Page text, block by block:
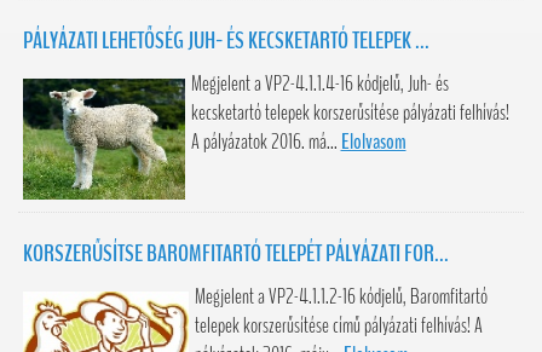
PÁLYÁZATI LEHETŐSÉG JUH- ÉS KECSKETARTÓ TELEPEK ...
Megjelent a VP2-4.1.1.4-16 kódjelű, Juh- és
kecsketartó telepek korszerűsítése pályázati felhívás!
A pályázatok 2016. má... Elolvasom
KORSZERŰSÍTSE BAROMFITARTÓ TELEPÉT PÁLYÁZATI FOR...
Megjelent a VP2-4.1.1.2-16 kódjelű, Baromfitartó
telepek korszerűsítése című pályázati felhívás! A